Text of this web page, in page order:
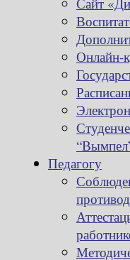
Онлайн-
Педагогу